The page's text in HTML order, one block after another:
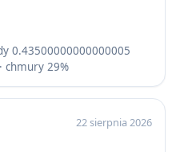
0.43500000000000005
chmury 29%
22 sierpnia 2026